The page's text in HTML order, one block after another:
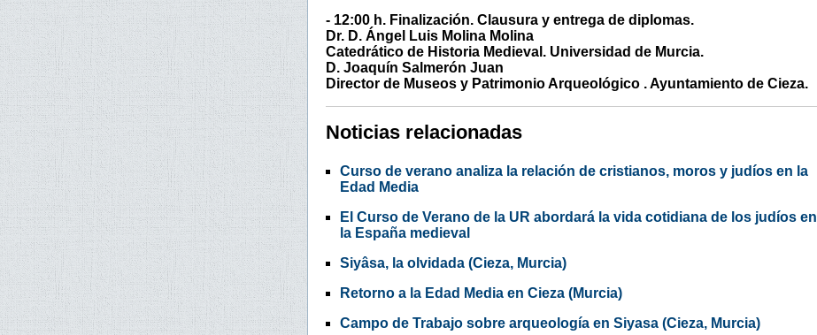
- 12:00 h. Finalización. Clausura y entrega de diplomas.
Dr. D. Ángel Luis Molina Molina
Catedrático de Historia Medieval. Universidad de Murcia.
D. Joaquín Salmerón Juan
Director de Museos y Patrimonio Arqueológico . Ayuntamiento de Cieza.
Noticias relacionadas
Curso de verano analiza la relación de cristianos, moros y judíos en la
Edad Media
El Curso de Verano de la UR abordará la vida cotidiana de los judíos en
la España medieval
Siyâsa, la olvidada (Cieza, Murcia)
Retorno a la Edad Media en Cieza (Murcia)
Campo de Trabajo sobre arqueología en Siyasa (Cieza, Murcia)